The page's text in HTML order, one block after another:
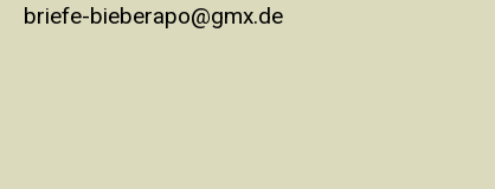
briefe-bieberapo@gmx.de